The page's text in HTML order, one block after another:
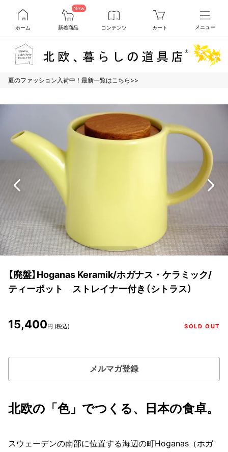
ホーム
New
新着商品 コンテンツ カート メニュー
夏のファッション入荷中！最新一覧はこちら>>
【廃盤】Hoganas Keramik/ホガナス・ケラミック/
ティーポット ストレイナー付き（シトラス）
15,400円 (税込) SOLD OUT
メルマガ登録
北欧の「色」でつくる、日本の食卓。
スウェーデンの南部に位置する海辺の町Hoganas（ホガ